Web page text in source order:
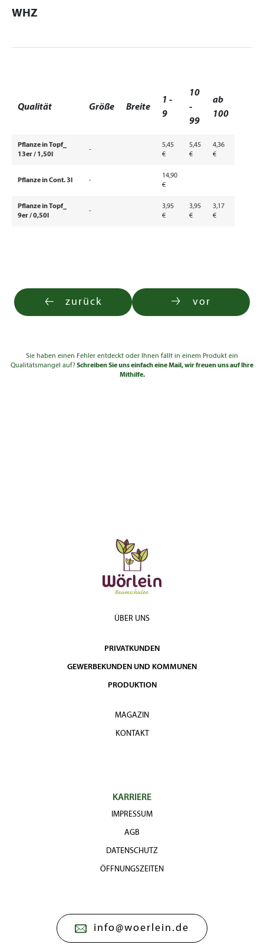
WHZ
Qualität Größe Breite
1 -
9
10
-
99
ab
100
Pflanze in Topf_
13er / 1,50l
-
5,45
€
5,45
€
4,36
€
Pflanze in Cont. 3l -
14,90
€
Pflanze in Topf_
9er / 0,50l
-
3,95
€
3,95
€
3,17
€
zurück vor
Sie haben einen Fehler entdeckt oder Ihnen fällt in einem Produkt ein
Qualitätsmangel auf?Schreiben Sie uns einfach eine Mail, wir freuen uns auf Ihre
Mithilfe.
ÜBER UNS
PRIVATKUNDEN
GEWERBEKUNDEN UND KOMMUNEN
PRODUKTION
MAGAZIN
KONTAKT
KARRIERE
IMPRESSUM
AGB
DATENSCHUTZ
ÖFFNUNGSZEITEN
info@woerlein.de